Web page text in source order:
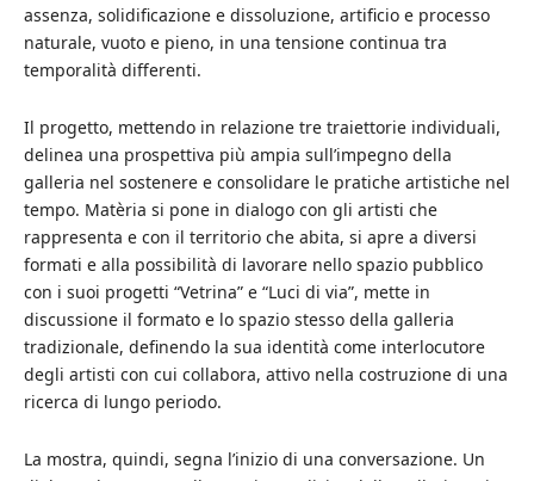
assenza, solidificazione e dissoluzione, artificio e processo
naturale, vuoto e pieno, in una tensione continua tra
temporalità differenti.
Il progetto, mettendo in relazione tre traiettorie individuali,
delinea una prospettiva più ampia sull’impegno della
galleria nel sostenere e consolidare le pratiche artistiche nel
tempo. Matèria si pone in dialogo con gli artisti che
rappresenta e con il territorio che abita, si apre a diversi
formati e alla possibilità di lavorare nello spazio pubblico
con i suoi progetti “Vetrina” e “Luci di via”, mette in
discussione il formato e lo spazio stesso della galleria
tradizionale, definendo la sua identità come interlocutore
degli artisti con cui collabora, attivo nella costruzione di una
ricerca di lungo periodo.
La mostra, quindi, segna l’inizio di una conversazione. Un